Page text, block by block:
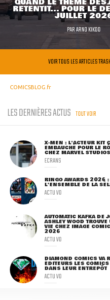
QUAND LE THÈME DES
RETENTIT... POUR LE
JUILLET
PARARNO KIKOO
VOIR TOUS LES ARTICLES
COMICSBLOG.fr
LES DERNIÈRES ACTUS TOUT VOIR
X-MEN : L'ACTEUR KIT
EMBAUCHÉ POUR LE
CHEZ MARVEL STUDIOS
ECRANS
RINGO AWARDS 2026 :
L'ENSEMBLE DE LA
ACTU VO
AUTOMATIC KAFKA DE
ASHLEY WOOD TROUVE
VIE CHEZ IMAGE
2026
ACTU VO
DIAMOND COMICS VA
ÉDITEURS LES
DANS LEUR ENTREPÔT
ACTU VO